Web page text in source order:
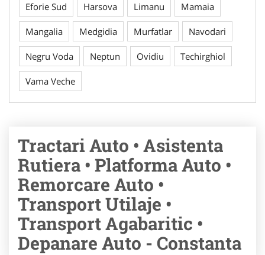
Eforie Sud Harsova Limanu Mamaia
Mangalia Medgidia Murfatlar Navodari
Negru Voda Neptun Ovidiu Techirghiol
Vama Veche
Tractari Auto • Asistenta
Rutiera • Platforma Auto •
Remorcare Auto •
Transport Utilaje •
Transport Agabaritic •
Depanare Auto - Constanta